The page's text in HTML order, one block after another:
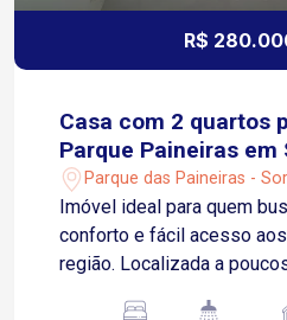
R$
Casa com 2 quartos
Parque Paineiras em
Parque das Paineiras -
Imóvel ideal para quem
conforto e fácil acesso
região. Localizada a poucos minutos da Avenida